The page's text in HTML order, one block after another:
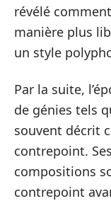
révélé
manière plus
un style
Par la suite,
de génies tels
souvent décrit
contrepoint.
compositions
contrepoint